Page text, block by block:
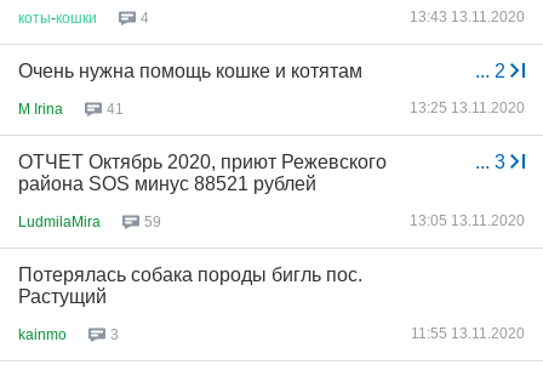
коты-кошки 4 13:43 13.11.2020
... 2
Очень нужна помощь кошке и котятам
M Irina 41 13:25 13.11.2020
... 3
ОТЧЕТ Октябрь 2020, приют Режевского
района SOS минус 88521 рублей
LudmilaMira 59 13:05 13.11.2020
Потерялась собака породы бигль пос.
Растущий
kainmo 3 11:55 13.11.2020